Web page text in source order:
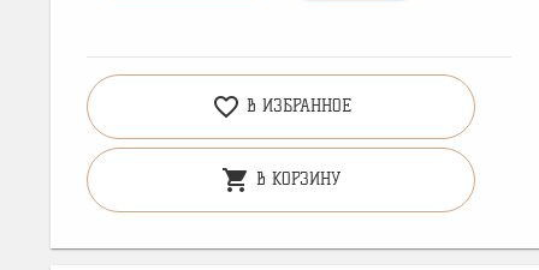
favorite_border В ИЗБРАННОЕ
shopping_cart В КОРЗИНУ